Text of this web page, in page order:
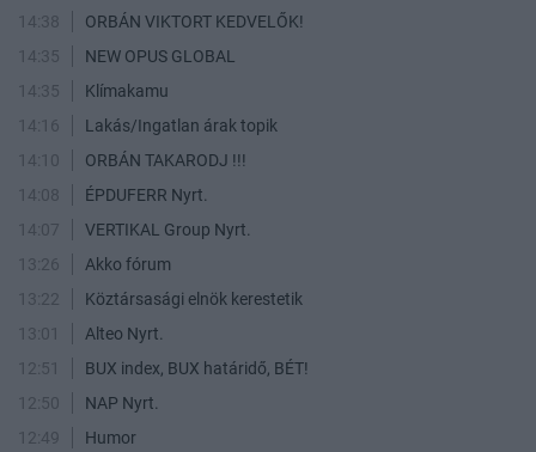
14:38
ORBÁN VIKTORT KEDVELŐK!
14:35
NEW OPUS GLOBAL
14:35
Klímakamu
14:16
Lakás/Ingatlan árak topik
14:10
ORBÁN TAKARODJ !!!
14:08
ÉPDUFERR Nyrt.
14:07
VERTIKAL Group Nyrt.
13:26
Akko fórum
13:22
Köztársasági elnök kerestetik
13:01
Alteo Nyrt.
12:51
BUX index, BUX határidő, BÉT!
12:50
NAP Nyrt.
12:49
Humor